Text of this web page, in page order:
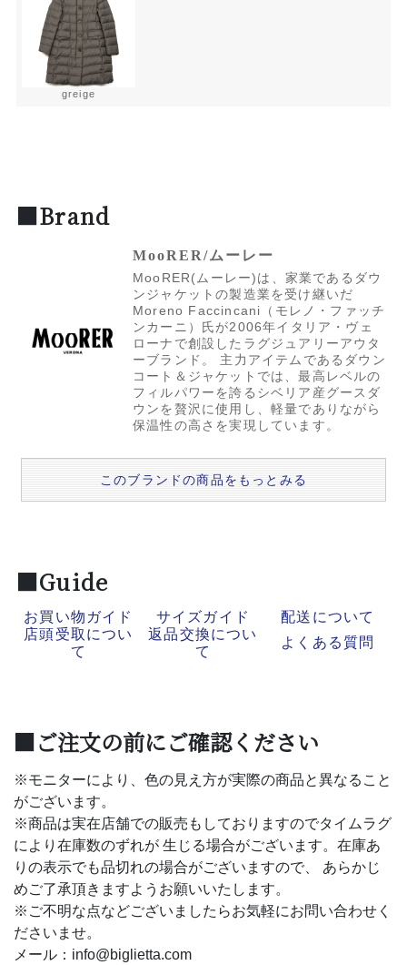
greige
■Brand
MooRER/ムーレー
MooRER(ムーレー)は、家業であるダウ
ンジャケットの製造業を受け継いだ
Moreno Faccincani（モレノ・ファッチ
ンカーニ）氏が2006年イタリア・ヴェ
ローナで創設したラグジュアリーアウタ
ーブランド。 主力アイテムであるダウン
コート＆ジャケットでは、最高レベルの
フィルパワーを誇るシベリア産グースダ
ウンを贅沢に使用し、軽量でありながら
保温性の高さを実現しています。
このブランドの商品をもっとみる
■Guide
お買い物ガイド サイズガイド
配送について
店頭受取につい
て
返品交換につい
て
よくある質問
■ご注文の前にご確認ください
※モニターにより、色の見え方が実際の商品と異なること
がございます。
※商品は実在店舗での販売もしておりますのでタイムラグ
により在庫数のずれが 生じる場合がございます。在庫あ
りの表示でも品切れの場合がございますので、 あらかじ
めご了承頂きますようお願いいたします。
※ご不明な点などございましたらお気軽にお問い合わせく
ださいませ。
メール：info@biglietta.com